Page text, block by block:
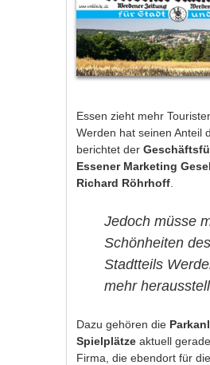
Essen zieht mehr
Werden hat seinen Anteil
berichtet der
Essener Marketing
Richard Röhrhoff
Jedoch müsse
Schönheiten des
Stadtteils
mehr
Dazu gehören die
Spielplätze aktuell
Firma, die ebendort für